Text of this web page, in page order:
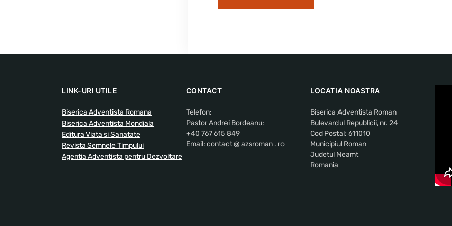
LINK-URI UTILE
Biserica Adventista Romana
Biserica Adventista Mondiala
Editura Viata si Sanatate
Revista Semnele Timpului
Agentia Adventista pentru Dezvoltare
CONTACT
Telefon:
Pastor Andrei Bordeanu:
+40 767 615 849
Email: contact @ azsroman . ro
LOCATIA NOASTRA
Biserica Adventista Roman
Bulevardul Republicii, nr. 24
Cod Postal: 611010
Municipiul Roman
Judetul Neamt
Romania